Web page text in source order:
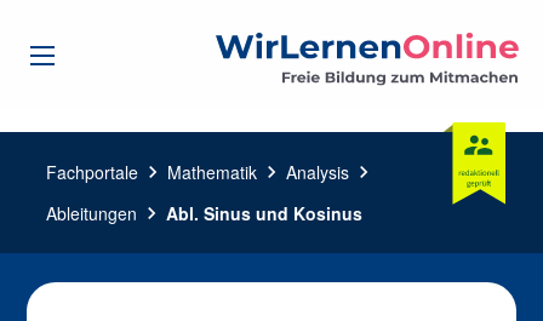
Fachportale chevron_right Mathematik chevron_right Analysis chevron_right
Ableitungen chevron_right Abl. Sinus und Kosinus